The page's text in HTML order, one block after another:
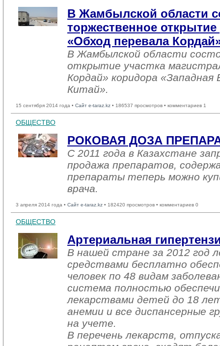
В Жамбылской области
торжественное открытие
«Обход перевала
В Жамбылской области
открытие участка
Кордай» коридора «Западная
Китай».
15 сентября 2014 года • Сайт e-taraz.kz • 186537 просмотров • комментариев 1
ОБЩЕСТВО
РОКОВАЯ ДОЗА
С 2011 года в Казахстане
продажа препаратов,
препараты теперь можно
врача.
3 апреля 2014 года • Сайт e-taraz.kz • 182420 просмотров • комментариев 0
ОБЩЕСТВО
Артериальная
В нашей стране за 2012 год
средствами бесплатно
человек по 48 видам
система полностью
лекарствами детей до 18
анемии и все диспансерные
на учете.
В перечень лекарств,